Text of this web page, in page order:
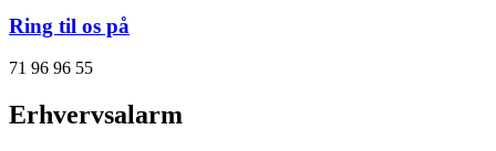
Ring til os på
71 96 96 55
Erhvervsalarm